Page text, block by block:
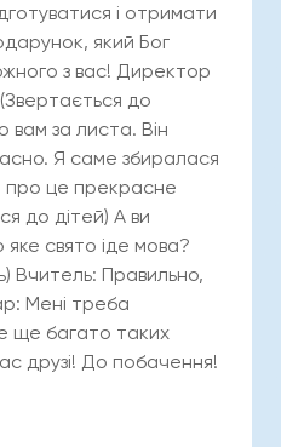
і отримати
який Бог
з вас! Директор
до
за листа. Він
Я саме збиралася
про це прекрасне
до дітей) А ви
свято іде мова?
Вчитель: Правильно,
Мені треба
ще багато таких
друзі! До побачення!